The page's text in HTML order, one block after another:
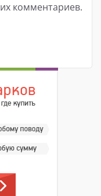
комментариев.